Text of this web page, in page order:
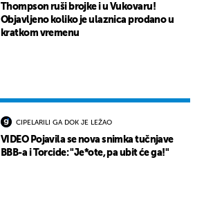
Thompson ruši brojke i u Vukovaru!
Objavljeno koliko je ulaznica prodano u
kratkom vremenu
CIPELARILI GA DOK JE LEŽAO
VIDEO Pojavila se nova snimka tučnjave
BBB-a i Torcide: "Je*ote, pa ubit će ga!"